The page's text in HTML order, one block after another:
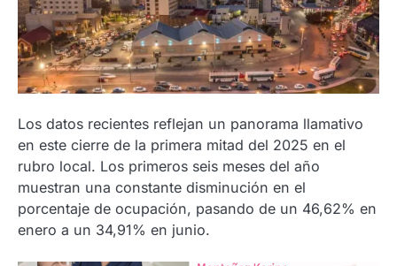
Los datos recientes reflejan un panorama llamativo
en este cierre de la primera mitad del 2025 en el
rubro local. Los primeros seis meses del año
muestran una constante disminución en el
porcentaje de ocupación, pasando de un 46,62% en
enero a un 34,91% en junio.